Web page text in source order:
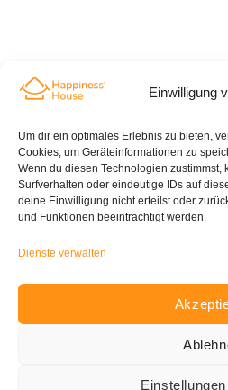
Einwilligung
Um dir ein optimales Erlebnis zu bieten,
Cookies, um Geräteinformationen zu
Wenn du diesen Technologien zustimmst,
Surfverhalten oder eindeutige IDs auf
deine Einwilligung nicht erteilst oder
und Funktionen beeinträchtigt werden.
Dienste verwalten